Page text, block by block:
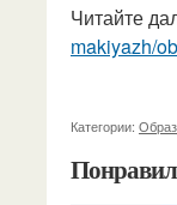
Читайте
makiyazh/
Категории: